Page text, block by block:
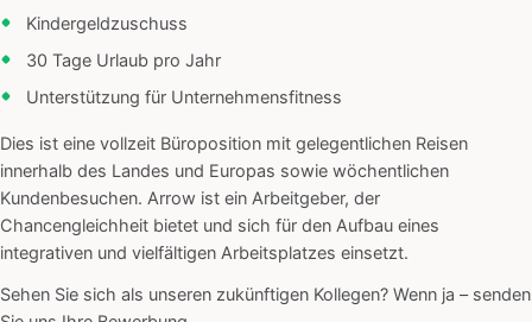
Kindergeldzuschuss
30 Tage Urlaub pro Jahr
Unterstützung für Unternehmensfitness
Dies ist eine vollzeit Büroposition mit gelegentlichen Reisen
innerhalb des Landes und Europas sowie wöchentlichen
Kundenbesuchen. Arrow ist ein Arbeitgeber, der
Chancengleichheit bietet und sich für den Aufbau eines
integrativen und vielfältigen Arbeitsplatzes einsetzt.
Sehen Sie sich als unseren zukünftigen Kollegen? Wenn ja – senden